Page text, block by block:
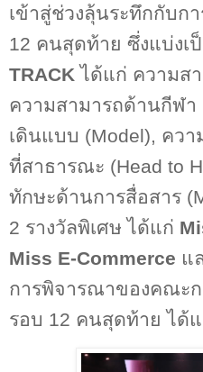
เข้าสู่ช่วงลุ้นระทึกกับก
12 คนสุดท้าย ซึ่งแบ่งเ
TRACK ได้แก่ ความส
ความสามารถด้านกีฬา
เดินแบบ (Model), ควา
ที่สาธารณะ (Head to
ทักษะด้านการสื่อสาร (
2 รางวัลพิเศษ ได้แก่
Miss E-Commerce แ
การพิจารณาของคณะก
รอบ 12 คนสุดท้าย ได้